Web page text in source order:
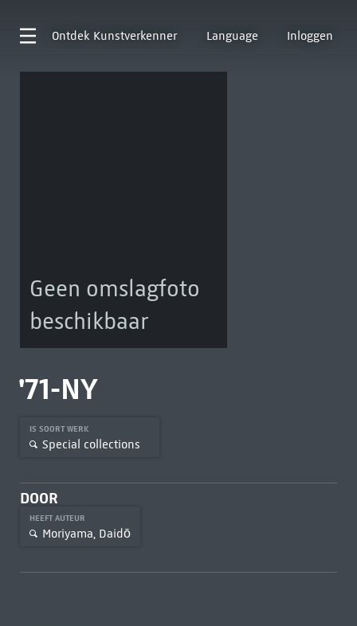
Ontdek Kunstverkenner Language Inloggen
Geen omslagfoto
beschikbaar
'71-NY
IS SOORT WERK
Special collections
DOOR
HEEFT AUTEUR
Moriyama, Daidō